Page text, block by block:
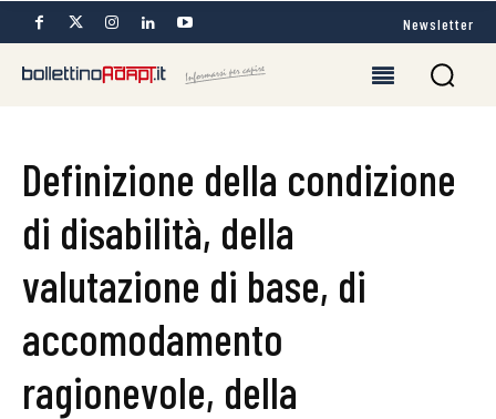
Newsletter
Definizione della condizione
di disabilità, della
valutazione di base, di
accomodamento
ragionevole, della